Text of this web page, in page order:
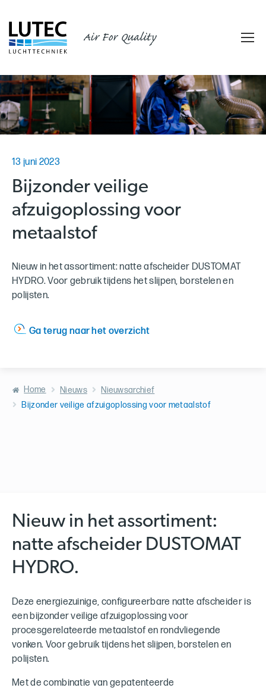
Air For Quality
13 juni 2023
Bijzonder veilige
afzuigoplossing voor
metaalstof
Nieuw in het assortiment: natte afscheider DUSTOMAT
HYDRO. Voor gebruik tijdens het slijpen, borstelen en
polijsten.
Ga terug naar het overzicht
Home Nieuws
Nieuwsarchief
Bijzonder veilige afzuigoplossing voor metaalstof
Nieuw in het assortiment:
natte afscheider DUSTOMAT
HYDRO.
Deze energiezuinige, configureerbare natte afscheider is
een bijzonder veilige afzuigoplossing voor
procesgerelateerde metaalstof en rondvliegende
vonken. Voor gebruik tijdens het slijpen, borstelen en
polijsten.
Met de combinatie van gepatenteerde